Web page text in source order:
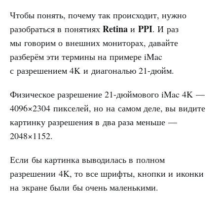
Чтобы понять, почему так происходит, нужно
разобраться в понятиях Retina и PPI. И раз
мы говорим о внешних мониторах, давайте
разберём эти термины на примере iMac
с разрешением 4K и диагональю 21-дюйм.
Физическое разрешение 21-дюймового iMac 4K —
4096×2304 пикселей, но на самом деле, вы видите
картинку разрешения в два раза меньше —
2048×1152.
Если бы картинка выводилась в полном
разрешении 4K, то все шрифты, кнопки и иконки
на экране были бы очень маленькими.